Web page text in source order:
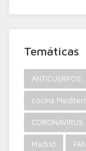
Temáticas
ANTICUERPOS
cocina
CORONAVIRUS
Madrid